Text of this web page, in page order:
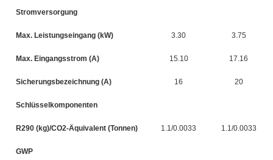
Stromversorgung
Max. Leistungseingang (kW) 3.30 3.75
Max. Eingangsstrom (A) 15.10 17.16
Sicherungsbezeichnung (A) 16 20
Schlüsselkomponenten
R290 (kg)/CO2-Äquivalent (Tonnen) 1.1/0.0033 1.1/0.0033
GWP